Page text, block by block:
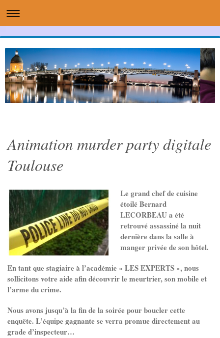
Animation murder party digitale
Toulouse
Le grand chef de cuisine
étoilé Bernard
LECORBEAU a été
retrouvé assassiné la nuit
dernière dans la salle à
manger privée de son hôtel.
En tant que stagiaire à l’académie « LES EXPERTS », nous
sollicitons votre aide afin découvrir le meurtrier, son mobile et
l’arme du crime.
Nous avons jusqu’à la fin de la soirée pour boucler cette
enquête. L’équipe gagnante se verra promue directement au
grade d’inspecteur…